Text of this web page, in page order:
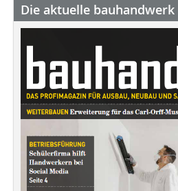
Die aktuelle bauhandwerk